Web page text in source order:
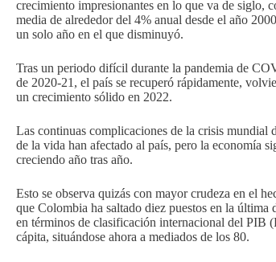
crecimiento impresionantes en lo que va de siglo,
media de alrededor del 4% anual desde el año
un solo año en el que disminuyó.
Tras un periodo difícil durante la pandemia de
de 2020-21, el país se recuperó rápidamente,
un crecimiento sólido en 2022.
Las continuas complicaciones de la crisis mundial
de la vida han afectado al país, pero la economía
creciendo año tras año.
Esto se observa quizás con mayor crudeza en el
que Colombia ha saltado diez puestos en la última
en términos de clasificación internacional del PIB
cápita, situándose ahora a mediados de los 80.